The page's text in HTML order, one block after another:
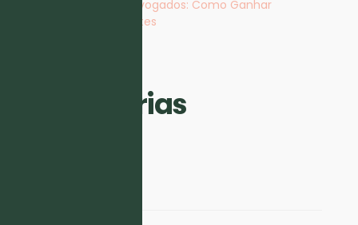
Marketing para Advogados: Como Ganhar
Visibilidade e Clientes
Categorias